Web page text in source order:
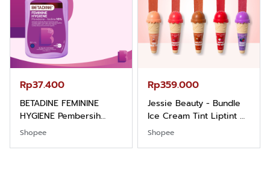
Rp37.400
BETADINE FEMININE
HYGIENE Pembersih
Kewanitaan 60ml
Shopee
Rp359.000
Jessie Beauty - Bundle
Ice Cream Tint Liptint All
Variant
Shopee